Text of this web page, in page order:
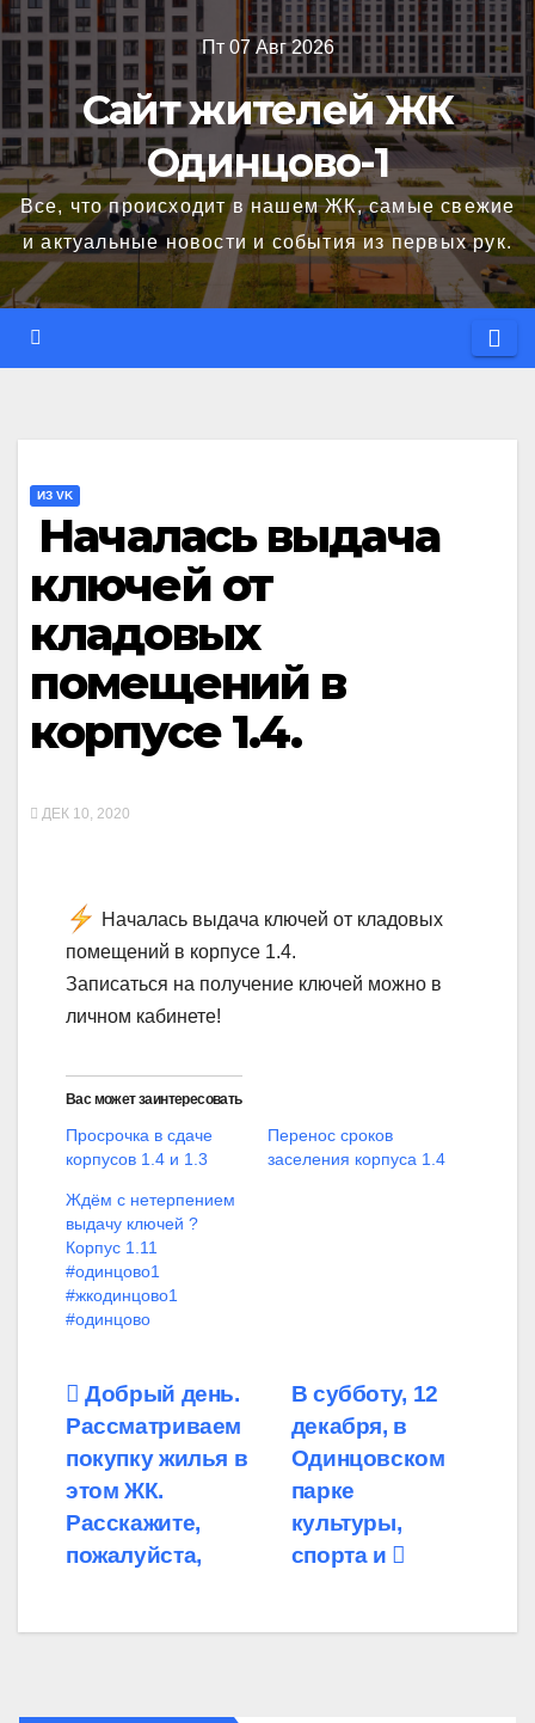
Перейти
содержимому
Пт 07 Авг 2026
Сайт жителей ЖК
Одинцово-1
Все, что происходит в нашем ЖК, самые свежие
и актуальные новости и события из первых рук.
ИЗ VK
️ Началась выдача
ключей от
кладовых
помещений в
корпусе 1.4.
ДЕК 10, 2020
️ Началась выдача ключей от кладовых
помещений в корпусе 1.4.
Записаться на получение ключей можно в
личном кабинете!
Вас может заинтересовать
Просрочка в сдаче
корпусов 1.4 и 1.3
Перенос сроков
заселения корпуса 1.4
Ждём с нетерпением
выдачу ключей ?
Корпус 1.11
#одинцово1
#жкодинцово1
#одинцово
Навигация
по
записям
В субботу, 12
декабря, в
Одинцовском
парке
культуры,
спорта и
Добрый день.
Рассматриваем
покупку жилья в
этом ЖК.
Расскажите,
пожалуйста,